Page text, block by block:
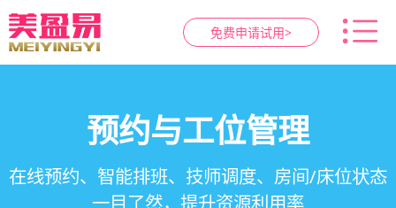
免费申请试用>
智慧养生馆管理系统
一站式解决养生馆预约、服务、会员、财务、营
销全流程数字化管理
会员营销&锁客
会员积分、套餐定制、精准营销、客户关怀，提
升复购率与客单价
预约与工位管理
在线预约、智能排班、技师调度、房间/床位状态
一目了然，提升资源利用率
健康档案与效果追踪
客户体质记录、服务方案执行、效果对比，数据
化展示服务价值